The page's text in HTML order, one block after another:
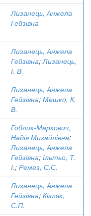
Лизанець, Анжела
Гейзівна
Лизанець, Анжела
Гейзівна;Лизанець,
І. В.
Лизанець, Анжела
Гейзівна; Мешко, К.
В.
Гоблик-Маркович,
Надія Михайлівна;
Лизанець, Анжела
Гейзівна; Ільтьо, Т.
І.; Ремез, С.С.
Лизанець, Анжела
Гейзівна; Кізляк,
С.П.